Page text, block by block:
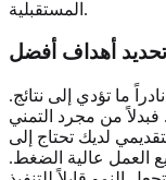
المستقبلية.
أهداف أفضل
ما تؤدي إلى نتائج.
فبدلاً من مجرد التمني
لديك تحتاج إلى
العمل عالية الضغط.